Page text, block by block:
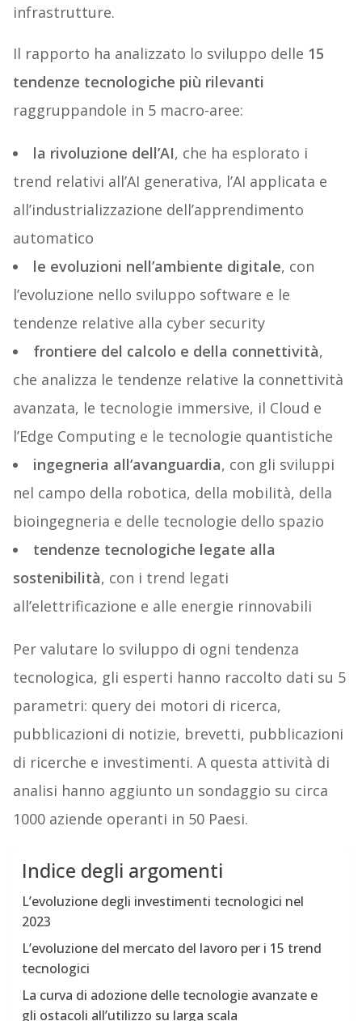
infrastrutture.
Il rapporto ha analizzato lo sviluppo delle 15
tendenze tecnologiche più rilevanti
raggruppandole in 5 macro-aree:
la rivoluzione dell’AI, che ha esplorato i
trend relativi all’AI generativa, l’AI applicata e
all’industrializzazione dell’apprendimento
automatico
le evoluzioni nell’ambiente digitale, con
l’evoluzione nello sviluppo software e le
tendenze relative alla cyber security
frontiere del calcolo e della connettività,
che analizza le tendenze relative la connettività
avanzata, le tecnologie immersive, il Cloud e
l’Edge Computing e le tecnologie quantistiche
ingegneria all’avanguardia, con gli sviluppi
nel campo della robotica, della mobilità, della
bioingegneria e delle tecnologie dello spazio
tendenze tecnologiche legate alla
sostenibilità, con i trend legati
all’elettrificazione e alle energie rinnovabili
Per valutare lo sviluppo di ogni tendenza
tecnologica, gli esperti hanno raccolto dati su 5
parametri: query dei motori di ricerca,
pubblicazioni di notizie, brevetti, pubblicazioni
di ricerche e investimenti. A questa attività di
analisi hanno aggiunto un sondaggio su circa
1000 aziende operanti in 50 Paesi.
Indice degli argomenti
L’evoluzione degli investimenti tecnologici nel
2023
L’evoluzione del mercato del lavoro per i 15 trend
tecnologici
La curva di adozione delle tecnologie avanzate e
gli ostacoli all’utilizzo su larga scala